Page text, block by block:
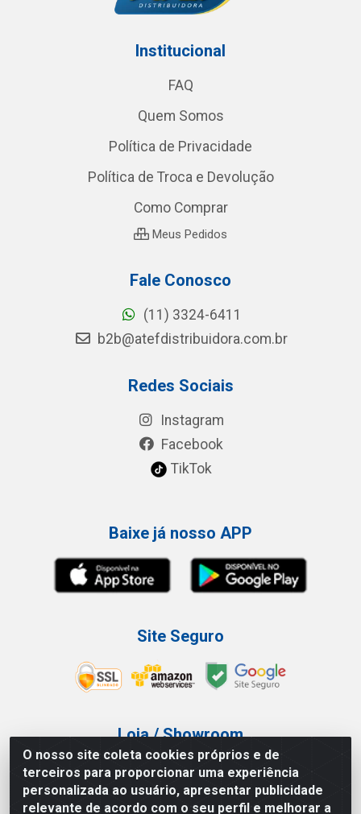
O nosso site coleta cookies próprios e de
terceiros para proporcionar uma experiência
personalizada ao usuário, apresentar publicidade
relevante de acordo com o seu perfil e melhorar a
Institucional
FAQ
Quem Somos
Política de Privacidade
Política de Troca e Devolução
Como Comprar
Meus Pedidos
Fale Conosco
(11) 3324-6411
b2b@atefdistribuidora.com.br
Redes Sociais
Instagram
Facebook
TikTok
Baixe já nosso APP
Site Seguro
Loja / Showroom
Tel.: (11) 3227-0546
Av Vautier, 587/597 - Pari - São Paulo/SP